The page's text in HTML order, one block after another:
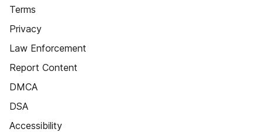
Terms
Privacy
Law Enforcement
Report Content
DMCA
DSA
Accessibility